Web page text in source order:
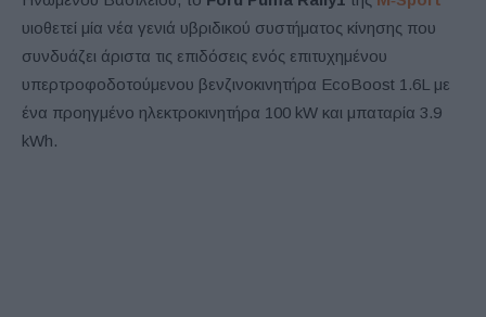
υιοθετεί μία νέα γενιά υβριδικού συστήματος κίνησης που
συνδυάζει άριστα τις επιδόσεις ενός επιτυχημένου
υπερτροφοδοτούμενου βενζινοκινητήρα EcoBoost 1.6L με
ένα προηγμένο ηλεκτροκινητήρα 100 kW και μπαταρία 3.9
kWh.